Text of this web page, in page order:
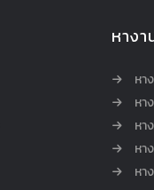
หาง
หา
หา
หา
หา
หา